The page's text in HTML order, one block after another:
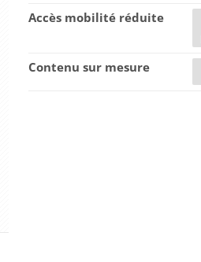
Accès mobilité réduite
Contenu sur mesure